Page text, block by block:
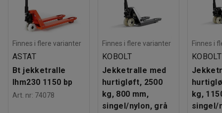
Finnes i flere varianter
ASTAT
Bt jekketralle
lhm230 1150 bp
Art. nr: 74078
Finnes i flere varianter
KOBOLT
Jekketralle med
hurtigløft, 2500
kg, 800 mm,
singel/nylon, grå
Finnes i
KOBOLT
kg,
singel/